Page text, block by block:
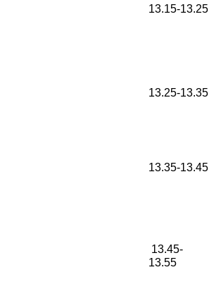
13.15-13.25
13.25-13.35
13.35-13.45
13.45-
13.55